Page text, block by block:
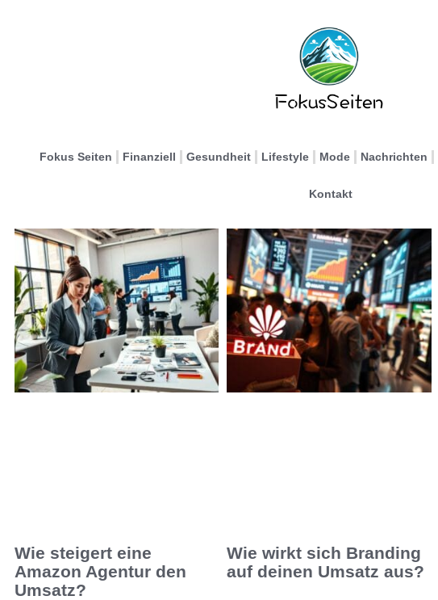
Fokus Seiten Finanziell Gesundheit Lifestyle Mode Nachrichten
Kontakt
Wie steigert eine
Amazon Agentur den
Umsatz?
Wie wirkt sich Branding
auf deinen Umsatz aus?